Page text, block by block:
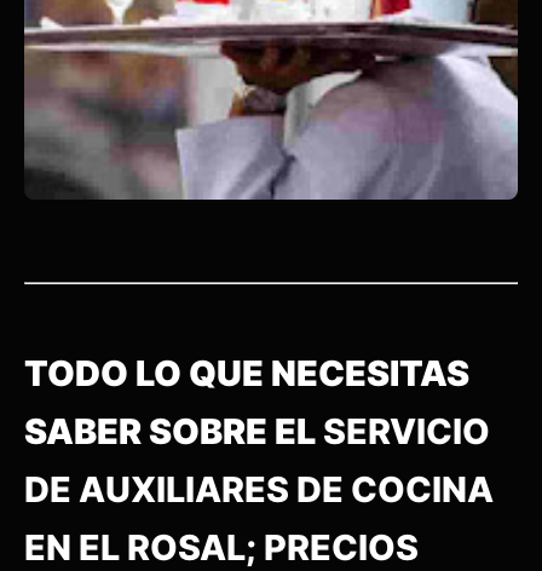
TODO LO QUE NECESITAS
SABER SOBRE EL SERVICIO
DE AUXILIARES DE COCINA
EN EL ROSAL; PRECIOS